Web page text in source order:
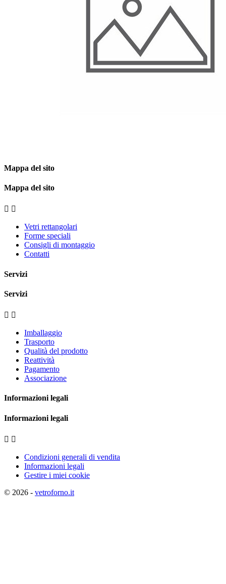
Mappa del sito
Mappa del sito
 
Vetri rettangolari
Forme speciali
Consigli di montaggio
Contatti
Servizi
Servizi
 
Imballaggio
Trasporto
Qualità del prodotto
Reattività
Pagamento
Associazione
Informazioni legali
Informazioni legali
 
Condizioni generali di vendita
Informazioni legali
Gestire i miei cookie
© 2026 - vetroforno.it